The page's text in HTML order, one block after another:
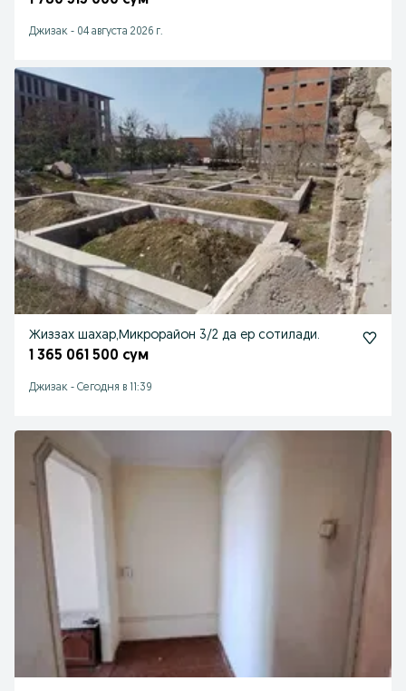
Джизак - 04 августа 2026 г.
Жиззах шахар,Микрорайон 3/2 да ер сотилади.
1 365 061 500 сум
Джизак - Сегодня в 11:39